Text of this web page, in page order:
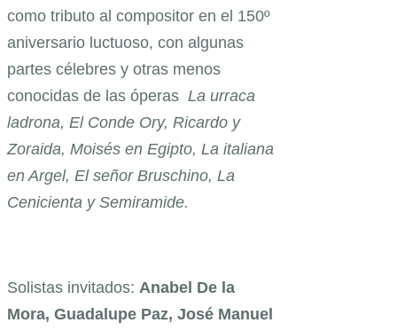
como tributo al compositor en el 150º
aniversario luctuoso, con algunas
partes célebres y otras menos
conocidas de las óperas La urraca
ladrona, El Conde Ory, Ricardo y
Zoraida, Moisés en Egipto, La italiana
en Argel, El señor Bruschino, La
Cenicienta y Semiramide.
Solistas invitados: Anabel De la
Mora, Guadalupe Paz, José Manuel